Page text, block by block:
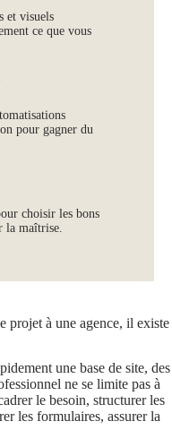
et visuels
ce que vous
pour gagner du
choisir les bons
la maîtrise.
projet à une agence, il existe
une base de site, des
ne se limite pas à
le besoin, structurer les
les formulaires, assurer la